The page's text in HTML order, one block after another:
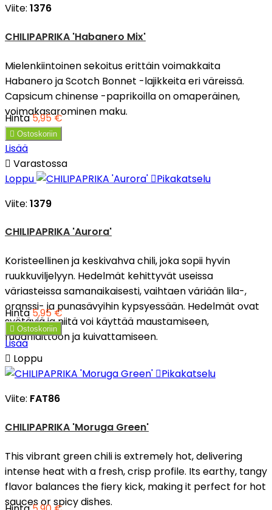
Viite: 1376
CHILIPAPRIKA 'Habanero Mix'
Mielenkiintoinen sekoitus erittäin voimakkaita
Habanero ja Scotch Bonnet -lajikkeita eri väreissä.
Capsicum chinense -paprikoilla on omaperäinen,
voimakasarominen maku.
Hinta5,95 €
 Ostoskoriin
Lisää
 Varastossa
Loppu
Pikakatselu
Viite: 1379
CHILIPAPRIKA 'Aurora'
Koristeellinen ja keskivahva chili, joka sopii hyvin
ruukkuviljelyyn. Hedelmät kehittyvät useissa
väriasteissa samanaikaisesti, vaihtaen väriään lila-,
oranssi- ja punasävyihin kypsyessään. Hedelmät ovat
syötäviä ja niitä voi käyttää maustamiseen,
ruoanlaittoon ja kuivattamiseen.
Hinta5,95 €
 Ostoskoriin
Lisää
 Loppu
Pikakatselu
Viite: FAT86
CHILIPAPRIKA 'Moruga Green'
This vibrant green chili is extremely hot, delivering
intense heat with a fresh, crisp profile. Its earthy, tangy
flavor balances the fiery kick, making it perfect for hot
sauces or spicy dishes.